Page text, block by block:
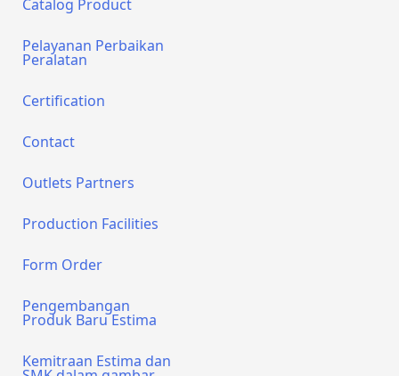
Catalog Product
Pelayanan Perbaikan
Peralatan
Certification
Contact
Outlets Partners
Production Facilities
Form Order
Pengembangan
Produk Baru Estima
Kemitraan Estima dan